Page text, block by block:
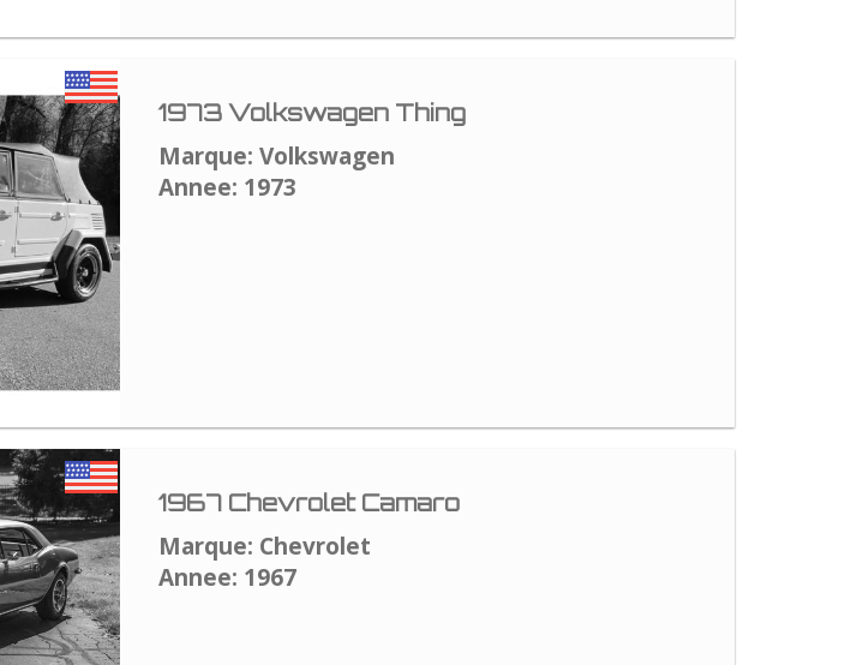
1973 Volkswagen Thing
Marque: Volkswagen
Annee: 1973
1967 Chevrolet Camaro
Marque: Chevrolet
Annee: 1967